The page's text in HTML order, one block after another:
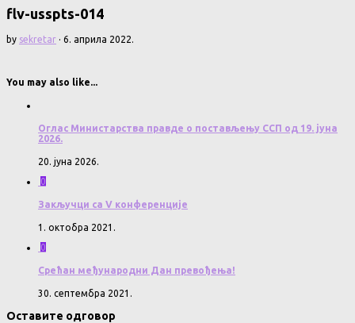
flv-usspts-014
by sekretar · 6. априла 2022.
You may also like...
Оглас Министарства правде о постављењу ССП од 19. јуна
2026.
20. јуна 2026.
0
Закључци са V конференције
1. октобра 2021.
0
Срећан међународни Дан превођења!
30. септембра 2021.
Оставите одговор